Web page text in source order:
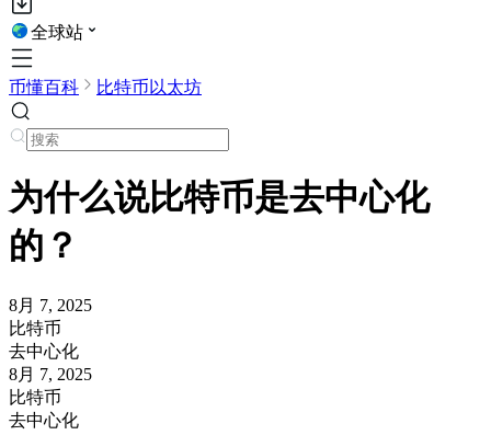
全球站
币懂百科 比特币以太坊
为什么说比特币是去中心化
的？
8月 7, 2025
比特币
去中心化
8月 7, 2025
比特币
去中心化